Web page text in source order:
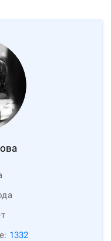
1332